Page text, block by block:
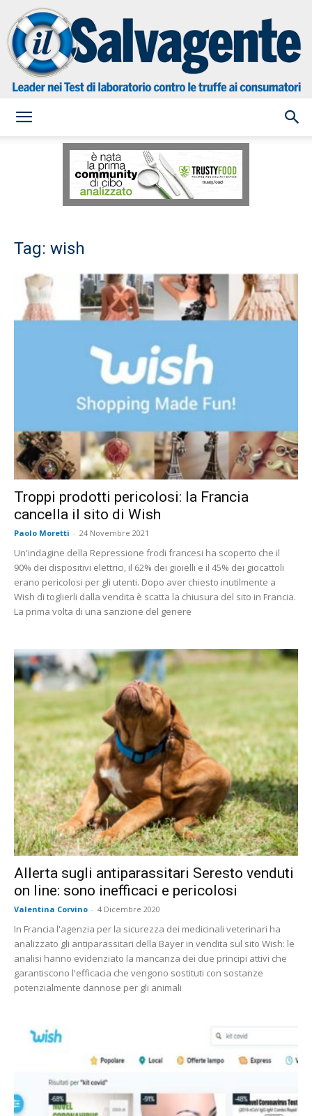
Salvagente
Tag: wish
Troppi prodotti pericolosi: la Francia
cancella il sito di Wish
Paolo Moretti - 24 Novembre 2021
Un'indagine della Repressione frodi francesi ha scoperto che il
90% dei dispositivi elettrici, il 62% dei gioielli e il 45% dei giocattoli
erano pericolosi per gli utenti. Dopo aver chiesto inutilmente a
Wish di toglierli dalla vendita è scatta la chiusura del sito in Francia.
La prima volta di una sanzione del genere
Allerta sugli antiparassitari Seresto venduti
on line: sono inefficaci e pericolosi
Valentina Corvino - 4 Dicembre 2020
In Francia l'agenzia per la sicurezza dei medicinali veterinari ha
analizzato gli antiparassitari della Bayer in vendita sul sito Wish: le
analisi hanno evidenziato la mancanza dei due principi attivi che
garantiscono l'efficacia che vengono sostituti con sostanze
potenzialmente dannose per gli animali